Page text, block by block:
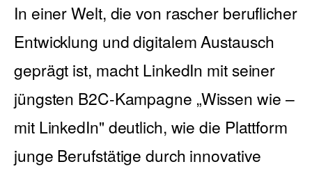
English
In einer Welt, die von rascher beruflicher
Entwicklung und digitalem Austausch
geprägt ist, macht LinkedIn mit seiner
jüngsten B2C-Kampagne „Wissen wie –
mit LinkedIn" deutlich, wie die Plattform
junge Berufstätige durch innovative